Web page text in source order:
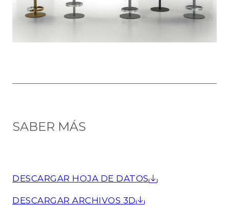
SABER MÁS
DESCARGAR HOJA DE DATOS
DESCARGAR ARCHIVOS 3D